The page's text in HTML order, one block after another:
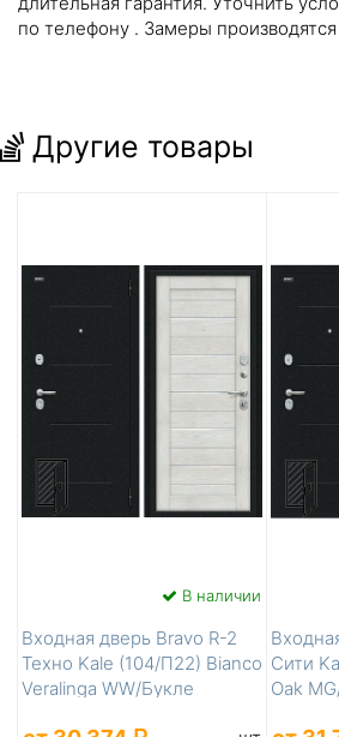
по телефону . Замеры
Другие товары
В наличии
Входная дверь Bravo R-2
Техно Kale (104/П22) Bianco
Veralinga WW/Букле
Сити
Oak